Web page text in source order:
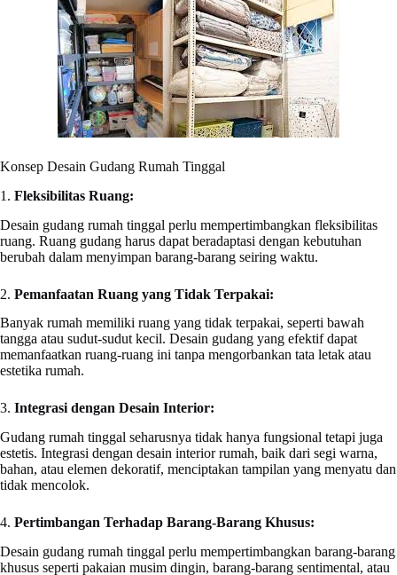
Konsep Desain Gudang Rumah Tinggal
1. Fleksibilitas Ruang:
Desain gudang rumah tinggal perlu mempertimbangkan fleksibilitas
ruang. Ruang gudang harus dapat beradaptasi dengan kebutuhan
berubah dalam menyimpan barang-barang seiring waktu.
2. Pemanfaatan Ruang yang Tidak Terpakai:
Banyak rumah memiliki ruang yang tidak terpakai, seperti bawah
tangga atau sudut-sudut kecil. Desain gudang yang efektif dapat
memanfaatkan ruang-ruang ini tanpa mengorbankan tata letak atau
estetika rumah.
3. Integrasi dengan Desain Interior:
Gudang rumah tinggal seharusnya tidak hanya fungsional tetapi juga
estetis. Integrasi dengan desain interior rumah, baik dari segi warna,
bahan, atau elemen dekoratif, menciptakan tampilan yang menyatu dan
tidak mencolok.
4. Pertimbangan Terhadap Barang-Barang Khusus:
Desain gudang rumah tinggal perlu mempertimbangkan barang-barang
khusus seperti pakaian musim dingin, barang-barang sentimental, atau